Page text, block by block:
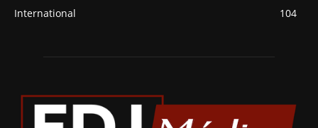
International
104